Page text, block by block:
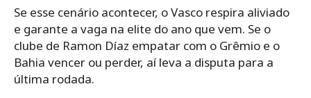
Se esse cenário acontecer, o Vasco respira aliviado
e garante a vaga na elite do ano que vem. Se o
clube de Ramon Díaz empatar com o Grêmio e o
Bahia vencer ou perder, aí leva a disputa para a
última rodada.